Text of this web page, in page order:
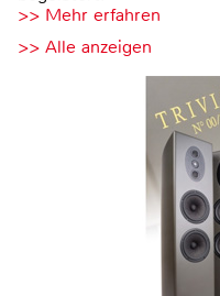
>> Mehr erfahren
>> Alle anzeigen